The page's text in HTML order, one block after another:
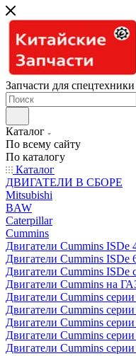
Запчасти для
Каталог
По всему сайту
По каталогу
Каталог
ДВИГАТЕЛИ В СБОРЕ
Mitsubishi
BAW
Caterpillar
Cummins
Двигатели Cummins ISDe
Двигатели Cummins ISDe
Двигатели Cummins ISDe
Двигатели Cummins на
Двигатели Cummins
Двигатели Cummins
Двигатели Cummins
Двигатели Cummins
Двигатели Cummins